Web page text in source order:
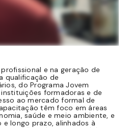
e na geração de
qualificação de
do Programa Jovem
formadoras e de
ao mercado formal de
têm foco em áreas
saúde e meio ambiente, e
longo prazo, alinhados à